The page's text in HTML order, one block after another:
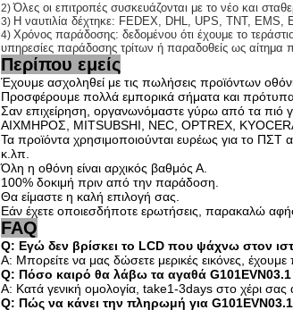
2)Όλες οι επιτροπές συσκευάζονται με το νέο και
3) Η ναυτιλία δέχτηκε: FEDEX, DHL, UPS, TNT,
4) Χρόνος παράδοσης: δεδομένου ότι έχουμε το
υπηρεσίες παράδοσης τρίτων ή παραδοθείς ως αίτημα
Περίπου εμείς
Έχουμε ασχοληθεί με τις πωλήσεις προϊόντων
Προσφέρουμε πολλά εμπορικά σήματα και πρότυπα
Σαν επιχείρηση, οργανωνόμαστε γύρω από τα πιό
ΑΙΧΜΗΡΟΣ, MITSUBSHI, NEC, OPTREX,
Τα προϊόντα χρησιμοποιούνται ευρέως για το ΠΣΤ
κ.λπ.
Όλη η οθόνη είναι αρχικός βαθμός Α.
100% δοκιμή πριν από την παράδοση.
Θα είμαστε η καλή επιλογή σας.
Εάν έχετε οποιεσδήποτε ερωτήσεις, παρακαλώ
FAQ
Q: Εγώ δεν βρίσκει το LCD που ψάχνω στον
Α: Μπορείτε να μας δώσετε μερικές εικόνες,
Q: Πόσο καιρό θα λάβω τα αγαθά
Α: Κατά γενική ομολογία, take1-3days στο χέρι
Q: Πώς να κάνει την πληρωμή για